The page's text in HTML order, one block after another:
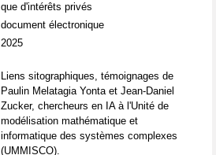
que d'intérêts privés
document électronique
2025
Liens sitographiques, témoignages de
Paulin Melatagia Yonta et Jean-Daniel
Zucker, chercheurs en IA à l'Unité de
modélisation mathématique et
informatique des systèmes complexes
(UMMISCO).